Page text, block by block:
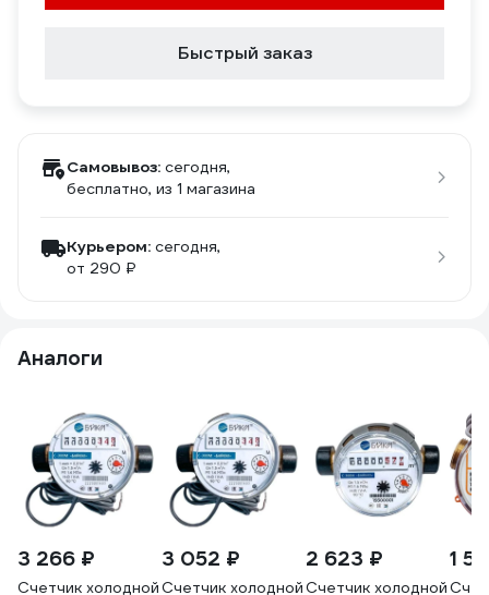
Быстрый заказ
Самовывоз: сегодня,
бесплатно, из 1 магазина
Курьером: сегодня,
от 290 ₽
Аналоги
3 266 ₽
Счетчик холодной
3 052 ₽
Счетчик холодной
2 623 ₽
Счетчик холодной
1